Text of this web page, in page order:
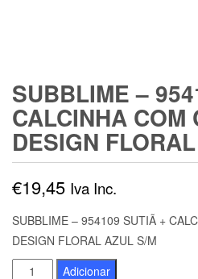
SUBBLIME –
CALCINHA COM
DESIGN
€19,45 Iva Inc.
SUBBLIME – 954109 SUTIÃ +
DESIGN FLORAL AZUL S/M
QuantidadeAdicionar